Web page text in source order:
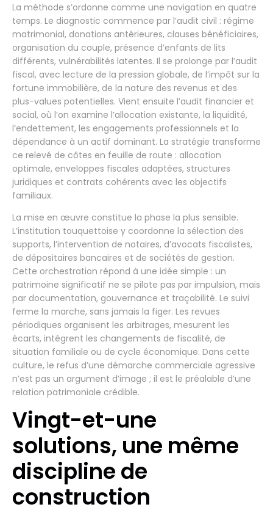
La méthode s’ordonne comme une navigation en quatre
temps. Le diagnostic commence par l’audit civil : régime
matrimonial, donations antérieures, clauses bénéficiaires,
organisation du couple, présence d’enfants de lits
différents, vulnérabilités latentes. Il se prolonge par l’audit
fiscal, avec lecture de la pression globale, de l’impôt sur la
fortune immobilière, de la nature des revenus et des
plus-values potentielles. Vient ensuite l’audit financier et
social, où l’on examine l’allocation existante, la liquidité,
l’endettement, les engagements professionnels et la
dépendance à un actif dominant. La stratégie transforme
ce relevé de côtes en feuille de route : allocation
optimale, enveloppes fiscales adaptées, structures
juridiques et contrats cohérents avec les objectifs
familiaux.
La mise en œuvre constitue la phase la plus sensible.
L’institution touquettoise y coordonne la sélection des
supports, l’intervention de notaires, d’avocats fiscalistes,
de dépositaires bancaires et de sociétés de gestion.
Cette orchestration répond à une idée simple : un
patrimoine significatif ne se pilote pas par impulsion, mais
par documentation, gouvernance et traçabilité. Le suivi
ferme la marche, sans jamais la figer. Les revues
périodiques organisent les arbitrages, mesurent les
écarts, intègrent les changements de fiscalité, de
situation familiale ou de cycle économique. Dans cette
culture, le refus d’une démarche commerciale agressive
n’est pas un argument d’image ; il est le préalable d’une
relation patrimoniale crédible.
Vingt-et-une
solutions, une même
discipline de
construction